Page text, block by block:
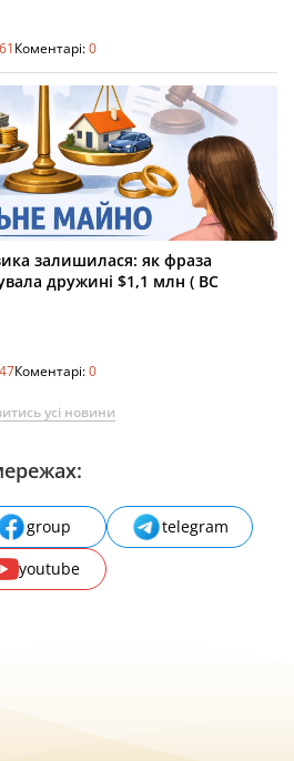
Коментарі:0
залишилася: як фраза
дружині $1,1 млн ( ВС
Коментарі:0
усі новини
group
telegram
youtube